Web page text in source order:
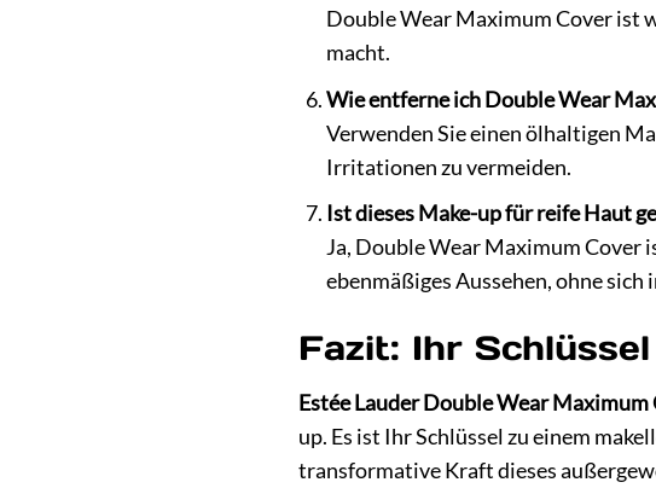
Double Wear Maximum Cover ist
macht.
Wie entferne ich Double Wear
Verwenden Sie einen ölhaltigen
Irritationen zu vermeiden.
Ist dieses Make-up für reife Haut
Ja, Double Wear Maximum Cover
ebenmäßiges Aussehen, ohne
Fazit: Ihr
Estée Lauder Double Wear Maximum
up. Es ist Ihr Schlüssel zu einem
transformative Kraft dieses